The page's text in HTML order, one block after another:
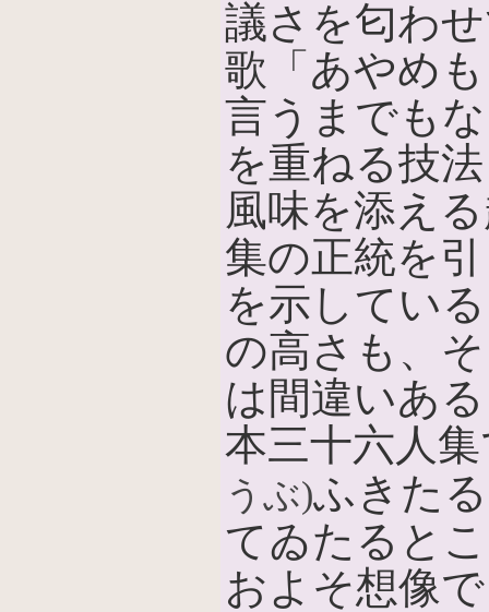
議さを匂わ
歌「あやめ
言うまでも
を重ねる技
風味を添え
集の正統を
を示してい
の高さも、
は間違いあ
本三十六人
うぶ)ふきた
てゐたると
およそ想像